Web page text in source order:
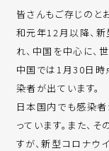
皆さんもご存じのと
和元年12月以降、
れ、中国を中心に、
中国では1月30日時
染者が出ています。
日本国内でも感染
っています。また、
すが、新型コロナウ